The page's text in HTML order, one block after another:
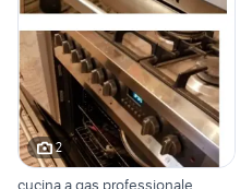
2
cucina a gas professionale